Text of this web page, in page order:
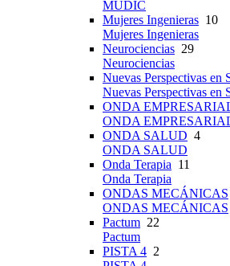
MUDIC
Mujeres Ingenieras 10
Mujeres Ingenieras
Neurociencias 29
Neurociencias
Nuevas Perspectivas en
Nuevas Perspectivas en
ONDA
ONDA
ONDA SALUD 4
ONDA SALUD
Onda Terapia 11
Onda Terapia
ONDAS MECÁNICAS
ONDAS MECÁNICAS
Pactum 22
Pactum
PISTA 4 2